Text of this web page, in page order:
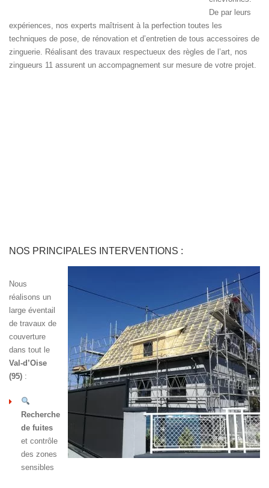
De par leurs
expériences, nos experts maîtrisent à la perfection toutes les
techniques de pose, de rénovation et d’entretien de tous accessoires de
zinguerie. Réalisant des travaux respectueux des règles de l’art, nos
zingueurs 11 assurent un accompagnement sur mesure de votre projet.
NOS PRINCIPALES INTERVENTIONS :
Nous
réalisons un
large éventail
de travaux de
couverture
dans tout le
Val-d’Oise
(95) :
Recherche
de fuites
et contrôle
des zones
sensibles